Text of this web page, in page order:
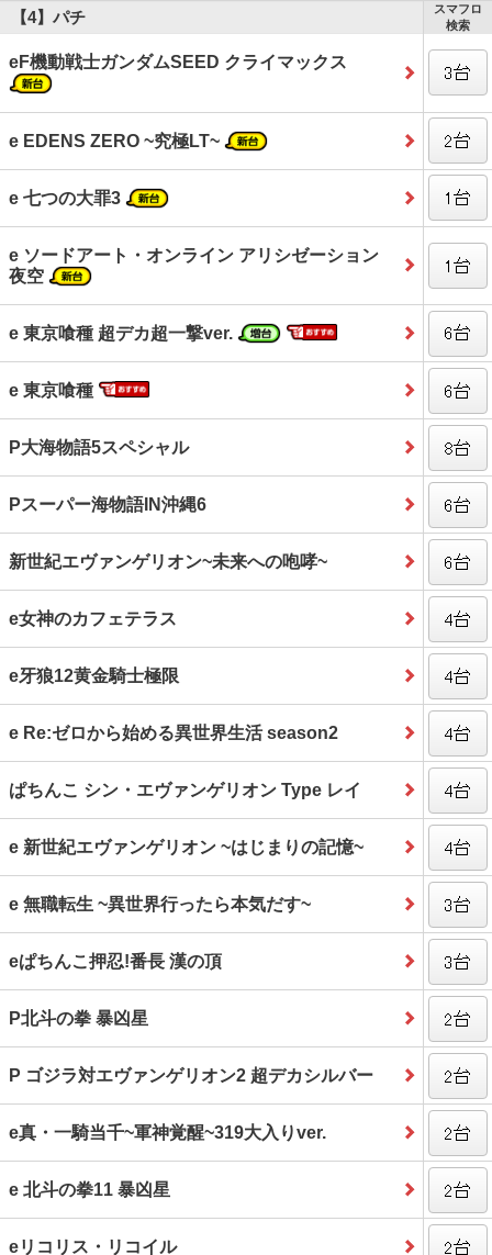
【4】パチ
スマフロ
検索
eF機動戦士ガンダムSEED クライマックス
e EDENS ZERO ~究極LT~
e 七つの大罪3
e ソードアート・オンライン アリシゼーション
夜空
e 東京喰種 超デカ超一撃ver.
e 東京喰種
P大海物語5スペシャル
Pスーパー海物語IN沖縄6
新世紀エヴァンゲリオン~未来への咆哮~
e女神のカフェテラス
e牙狼12黄金騎士極限
e Re:ゼロから始める異世界生活 season2
ぱちんこ シン・エヴァンゲリオン Type レイ
e 新世紀エヴァンゲリオン ~はじまりの記憶~
e 無職転生 ~異世界行ったら本気だす~
eぱちんこ押忍!番長 漢の頂
P北斗の拳 暴凶星
P ゴジラ対エヴァンゲリオン2 超デカシルバー
e真・一騎当千~軍神覚醒~319大入りver.
e 北斗の拳11 暴凶星
eリコリス・リコイル